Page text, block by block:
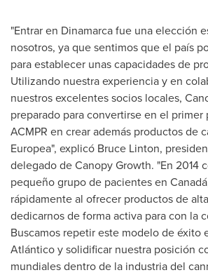
"Entrar en Dinamarca fue una elección
nosotros, ya que sentimos que el país
para establecer unas capacidades de
Utilizando nuestra experiencia y en
nuestros excelentes socios locales,
preparado para convertirse en el
ACMPR en crear además productos de
Europea", explicó Bruce Linton,
delegado de Canopy Growth. "En 2014
pequeño grupo de pacientes en
rápidamente al ofrecer productos de
dedicarnos de forma activa para con la
Buscamos repetir este modelo de éxito
Atlántico y solidificar nuestra posición
mundiales dentro de la industria del